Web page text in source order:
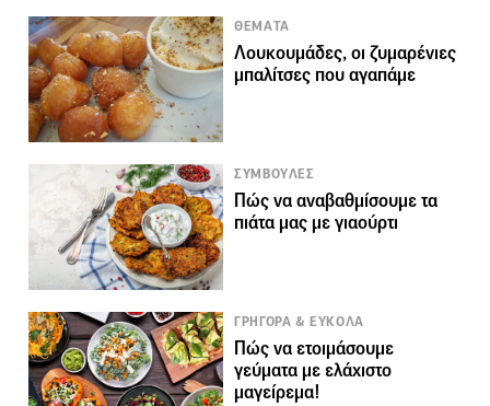
ΘΕΜΑΤΑ
Λουκουμάδες, οι ζυμαρένιες
μπαλίτσες που αγαπάμε
ΣΥΜΒΟΥΛΕΣ
Πώς να αναβαθμίσουμε τα
πιάτα μας με γιαούρτι
ΓΡΗΓΟΡΑ & ΕΥΚΟΛΑ
Πώς να ετοιμάσουμε
γεύματα με ελάχιστο
μαγείρεμα!